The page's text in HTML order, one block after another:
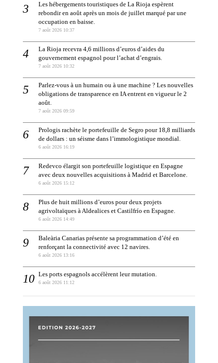
Les hébergements touristiques de La Rioja espèrent
rebondir en août après un mois de juillet marqué par une
occupation en baisse.
7 août 2026 10:37
La Rioja recevra 4,6 millions d’euros d’aides du
gouvernement espagnol pour l’achat d’engrais.
7 août 2026 10:32
Parlez-vous à un humain ou à une machine ? Les nouvelles
obligations de transparence en IA entrent en vigueur le 2
août.
7 août 2026 09:59
Prologis rachète le portefeuille de Segro pour 18,8 milliards
de dollars : un séisme dans l’immologistique mondial.
6 août 2026 16:19
Redevco élargit son portefeuille logistique en Espagne
avec deux nouvelles acquisitions à Madrid et Barcelone.
6 août 2026 15:12
Plus de huit millions d’euros pour deux projets
agrivoltaïques à Aldealices et Castilfrío en Espagne.
6 août 2026 14:49
Baleària Canarias présente sa programmation d’été en
renforçant la connectivité avec 12 navires.
6 août 2026 13:16
Les ports espagnols accélèrent leur mutation.
6 août 2026 11:12